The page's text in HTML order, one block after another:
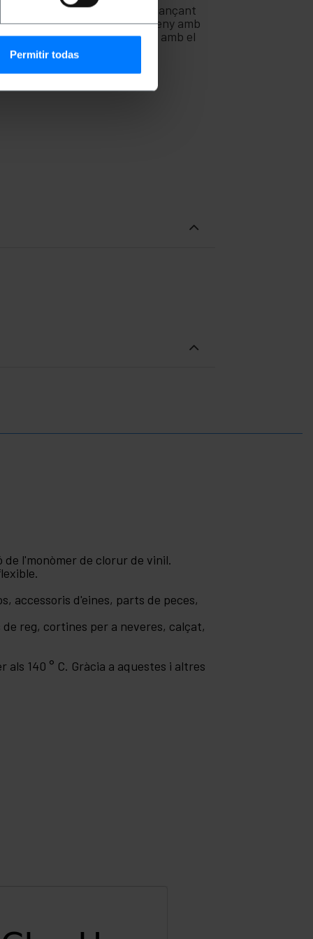
Permitir todas
connexió a internet mitjançant
de vídeo especials.Disseny amb
més exigent.Fabricat amb el
l'monòmer de clorur de vinil.
accessoris d'eines, parts de peces,
reg, cortines per a neveres, calçat,
140 ° C. Gràcia a aquestes i altres